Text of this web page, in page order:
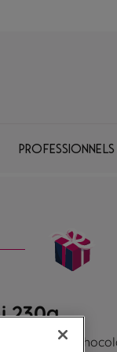
Professionnels
230g
bouquet en